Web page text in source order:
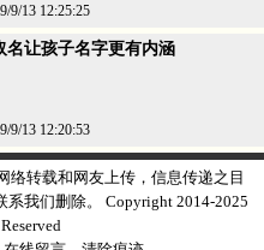
9/13 12:25:25
名让孩子名字更有内涵
9/13 12:20:53
络转载和网友上传，信息传递之目
我们删除。 Copyright 2014-2025